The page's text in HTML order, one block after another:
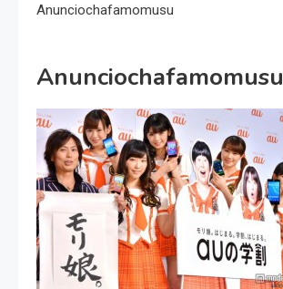
Anunciochafamomusu
Anunciochafamomusu